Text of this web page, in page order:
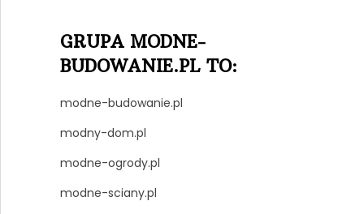
GRUPA MODNE-
BUDOWANIE.PL TO:
modne-budowanie.pl
modny-dom.pl
modne-ogrody.pl
modne-sciany.pl